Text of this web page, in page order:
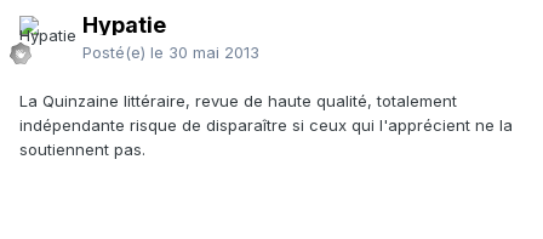
Hypatie
Posté(e) le 30 mai 2013
La Quinzaine littéraire, revue de haute qualité, totalement
indépendante risque de disparaître si ceux qui l'apprécient ne la
soutiennent pas.